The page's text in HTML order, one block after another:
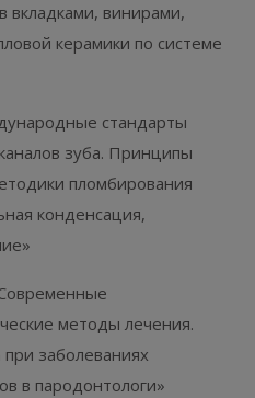
вкладками, винирами,
керамики по системе
стандарты
зуба. Принципы
пломбирования
конденсация,
методы лечения.
заболеваниях
в пародонтологи»